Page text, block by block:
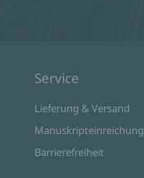
Service
Lieferung & Versand
Manuskripteinreichung
Barrierefreiheit